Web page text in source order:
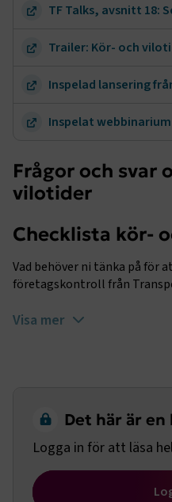
Trailer: Kör- och
Inspelad lansering
Frågor och svar
vilotider
Checklista kör-
Vad behöver ni tänka på för
företagskontroll från
Visa mer
Det här är
Logga in för att läsa